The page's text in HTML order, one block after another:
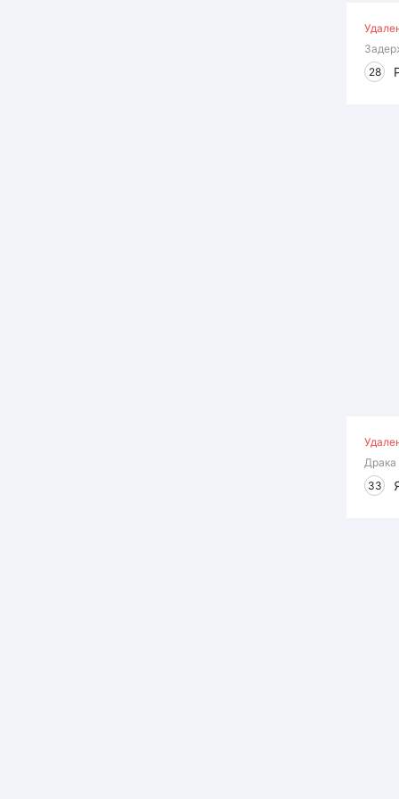
28
Драка
33